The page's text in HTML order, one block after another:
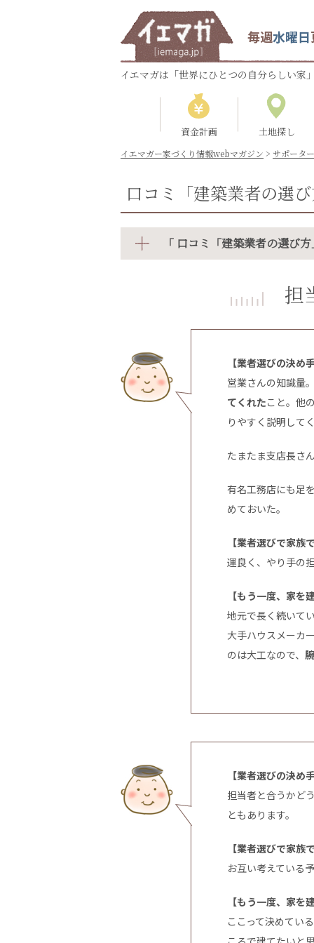
毎週水曜日
イエマガは「世界にひとつの自分らしい家
資金計画 土地探し
イエマガー家づくり情報webマガジン > サポータ
口コミ「建築業者の選
「 口コミ「建築業者の選び
担
【業者選びの決め
営業さんの知識量
てくれたこと。他
りやすく説明して
たまたま支店長さ
有名工務店にも足
めておいた。
【業者選びで家族
運良く、やり手の
【もう一度、家を
地元で長く続いて
大手ハウスメーカ
のは大工なので、
【業者選びの決め
担当者と合うかど
ともあります。
【業者選びで家族
お互い考えている
【もう一度、家を
ここって決めてい